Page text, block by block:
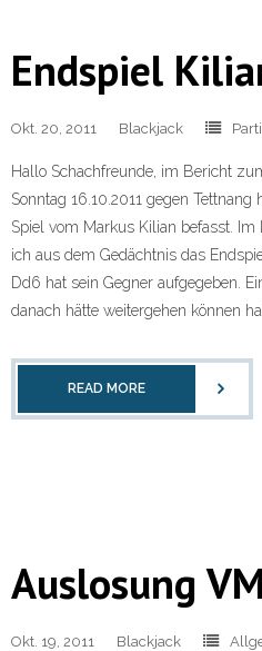
Endspiel
Okt. 20, 2011 Blackjack
Hallo Schachfreunde, im Bericht
Sonntag 16.10.2011 gegen
Spiel vom Markus Kilian befasst.
ich aus dem Gedächtnis das
Dd6 hat sein Gegner aufgegeben.
danach hätte weitergehen können
READ MORE
Auslosung
Okt. 19, 2011 Blackjack